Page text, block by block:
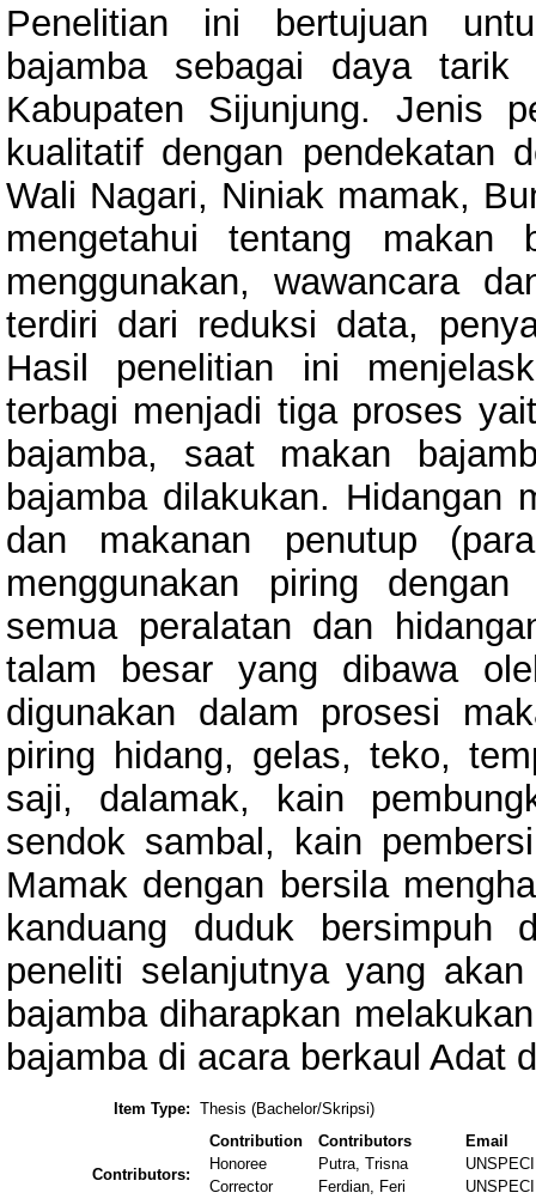
Penelitian ini bertujuan
bajamba sebagai daya
Kabupaten Sijunjung. Jenis
kualitatif dengan pendekatan
Wali Nagari, Niniak mamak,
mengetahui tentang makan
menggunakan, wawancara
terdiri dari reduksi data,
Hasil penelitian ini
terbagi menjadi tiga proses
bajamba, saat makan
bajamba dilakukan. Hidangan
dan makanan penutup
menggunakan piring
semua peralatan dan
talam besar yang dibawa
digunakan dalam prosesi
piring hidang, gelas, teko,
saji, dalamak, kain
sendok sambal, kain
Mamak dengan bersila
kanduang duduk
peneliti selanjutnya yang
bajamba diharapkan
bajamba di acara berkaul Adat
Item Type: Thesis (Bachelor/Skripsi)
Contributors:
Contribution Contributors
Email
Honoree
Putra, Trisna
Corrector
Ferdian, Feri